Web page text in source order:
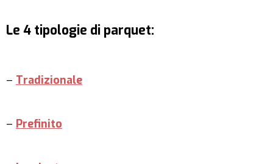
Le 4 tipologie di parquet:
– Tradizionale
– Prefinito